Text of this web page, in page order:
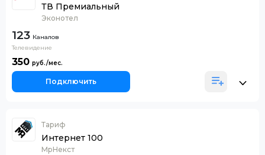
ТВ Премиальный
Эконотел
123 Каналов
Телевидение
350
Подключить
Тариф
Интернет 100
МрНекст